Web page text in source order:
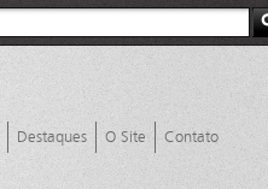
Destaques O Site Contato